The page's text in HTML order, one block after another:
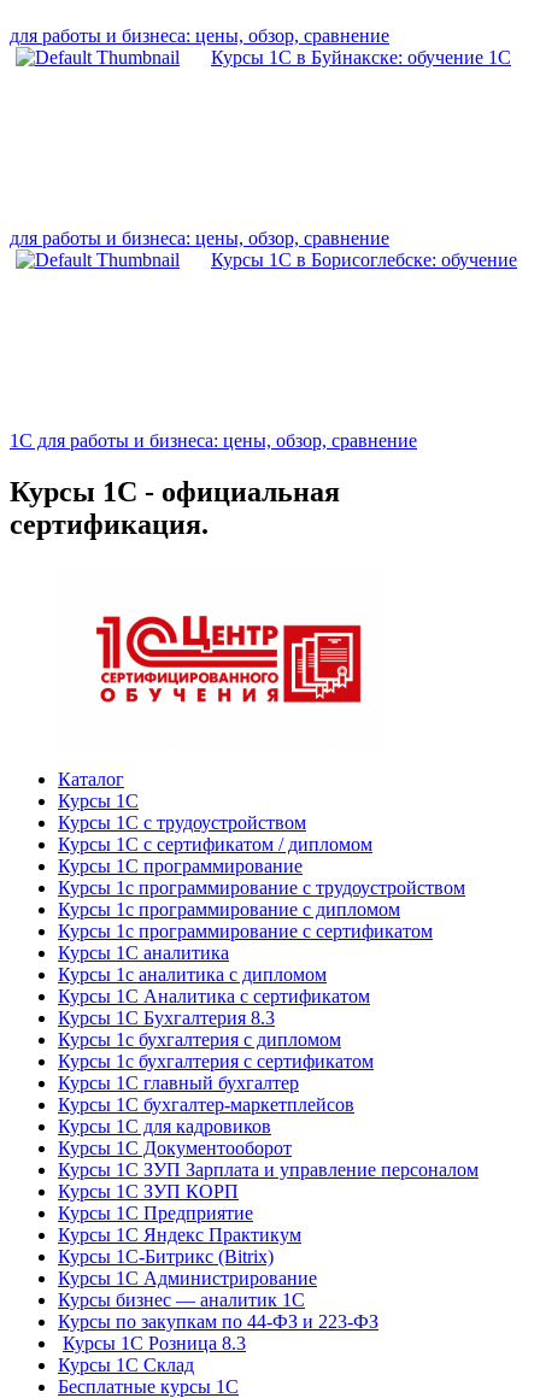
для работы и бизнеса: цены, обзор, сравнение
Курсы 1С в Буйнакске: обучение 1С
для работы и бизнеса: цены, обзор, сравнение
Курсы 1С в Борисоглебске: обучение
1С для работы и бизнеса: цены, обзор, сравнение
Курсы 1С - официальная
сертификация.
Каталог
Курсы 1С
Курсы 1С с трудоустройством
Курсы 1С с сертификатом / дипломом
Курсы 1С программирование
Курсы 1с программирование с трудоустройством
Курсы 1с программирование с дипломом
Курсы 1с программирование с сертификатом
Курсы 1С аналитика
Курсы 1с аналитика с дипломом
Курсы 1С Аналитика с сертификатом
Курсы 1С Бухгалтерия 8.3
Курсы 1с бухгалтерия с дипломом
Курсы 1с бухгалтерия с сертификатом
Курсы 1С главный бухгалтер
Курсы 1С бухгалтер-маркетплейсов
Курсы 1С для кадровиков
Курсы 1С Документооборот
Курсы 1С ЗУП Зарплата и управление персоналом
Курсы 1С ЗУП КОРП
Курсы 1С Предприятие
Курсы 1С Яндекс Практикум
Курсы 1С-Битрикс (Bitrix)
Курсы 1С Администрирование
Курсы бизнес — аналитик 1С
Курсы по закупкам по 44‑ФЗ и 223‑ФЗ
Курсы 1С Розница 8.3
Курсы 1С Склад
Бесплатные курсы 1С